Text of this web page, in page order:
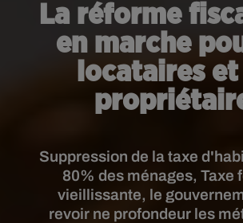
La réforme
en marche
locataires
Suppression de la taxe
80% des ménages, Taxe
vieillissante, le
revoir ne profondeur les